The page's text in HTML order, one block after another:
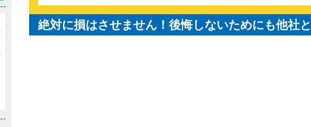
絶対に損はさせません！後悔しないためにも他社